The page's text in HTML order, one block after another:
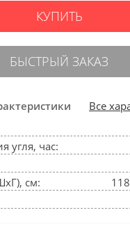
Все
угля, час:
см:
КУПИТЬ
БЫСТРЫЙ ЗАКАЗ